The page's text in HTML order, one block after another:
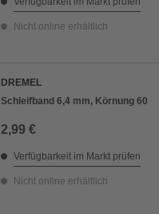
Nicht online erhältlich
DREMEL
Schleifband 6,4 mm, Körnung 60
2,99 €
Verfügbarkeit im Markt prüfen
Nicht online erhältlich